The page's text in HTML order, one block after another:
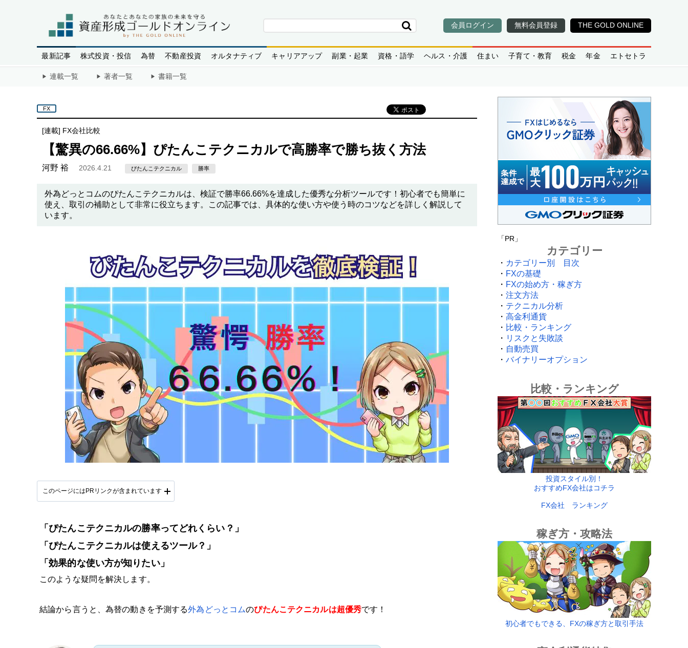
会員ログイン 無料会員登録 THE GOLD ONLINE
最新記事 株式投資・投信 為替 不動産投資 オルタナティブ キャリアアップ 副業・起業 資格・語学 ヘルス・介護 住まい 子育て・教育 税金 年金 エトセトラ
連載一覧 著者一覧 書籍一覧
FX
[連載] FX会社比較
【驚異の66.66%】ぴたんこテクニカルで高勝率で勝ち抜く方法
河野 裕 2026.4.21 ぴたんこテクニカル 勝率
外為どっとコムのぴたんこテクニカルは、検証で勝率66.66%を達成した優秀な分析ツールです！初心者でも簡単に
使え、取引の補助として非常に役立ちます。この記事では、具体的な使い方や使う時のコツなどを詳しく解説して
います。
このページにはPRリンクが含まれています
「ぴたんこテクニカルの勝率ってどれくらい？」
「ぴたんこテクニカルは使えるツール？」
「効果的な使い方が知りたい」
このような疑問を解決します。
結論から言うと、為替の動きを予測する外為どっとコムのぴたんこテクニカルは超優秀です！
「PR」
カテゴリー
・ カテゴリー別 目次
・ FXの基礎
・ FXの始め方・稼ぎ方
・ 注文方法
・ テクニカル分析
・ 高金利通貨
・ 比較・ランキング
・ リスクと失敗談
・ 自動売買
・ バイナリーオプション
比較・ランキング
投資スタイル別！
おすすめFX会社はコチラ
FX会社 ランキング
稼ぎ方・攻略法
初心者でもできる、FXの稼ぎ方と取引手法